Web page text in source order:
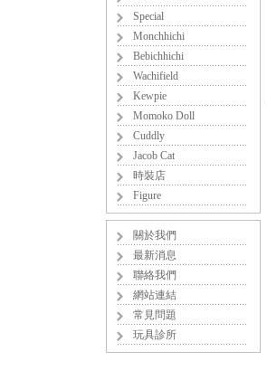
Special
Monchhichi
Bebichhichi
Wachifield
Kewpie
Momoko Doll
Cuddly
Jacob Cat
時裝店
Figure
關於我們
最新消息
聯絡我們
網站連結
常見問題
玩具診所